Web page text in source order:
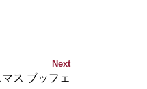
Next
ス ブッフェ